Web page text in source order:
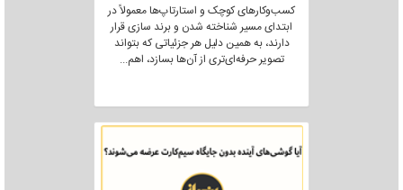
کسب‌وکارهای کوچک و استارتاپ‌ها معمولاً در
ابتدای مسیر شناخته شدن و برند سازی قرار
دارند، به همین دلیل هر جزئیاتی که بتواند
تصویر حرفه‌ای‌تری از آن‌ها بسازد، اهم...